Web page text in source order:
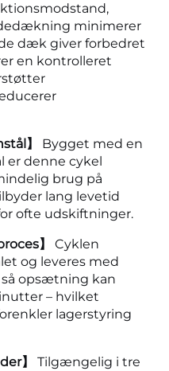
minimerer
dæk giver forbedret
en kontrolleret
】 Bygget med en
er denne cykel
brug på
lang levetid
ofte udskiftninger.
】 Cyklen
og leveres med
opsætning kan
– hvilket
lagerstyring
】 Tilgængelig i tre